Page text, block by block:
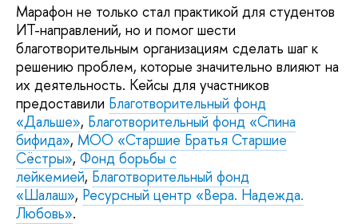
Марафон не только стал практикой для студентов
ИТ-направлений, но и помог шести
благотворительным организациям сделать шаг к
решению проблем, которые значительно влияют на
их деятельность. Кейсы для участников
предоставили Благотворительный фонд
«‎Дальше», Благотворительный фонд «Спина
бифида», МОО «Старшие Братья Старшие
Сёстры», Фонд борьбы с
лейкемией, Благотворительный фонд
«Шалаш», Ресурсный центр «Вера. Надежда.
Любовь».